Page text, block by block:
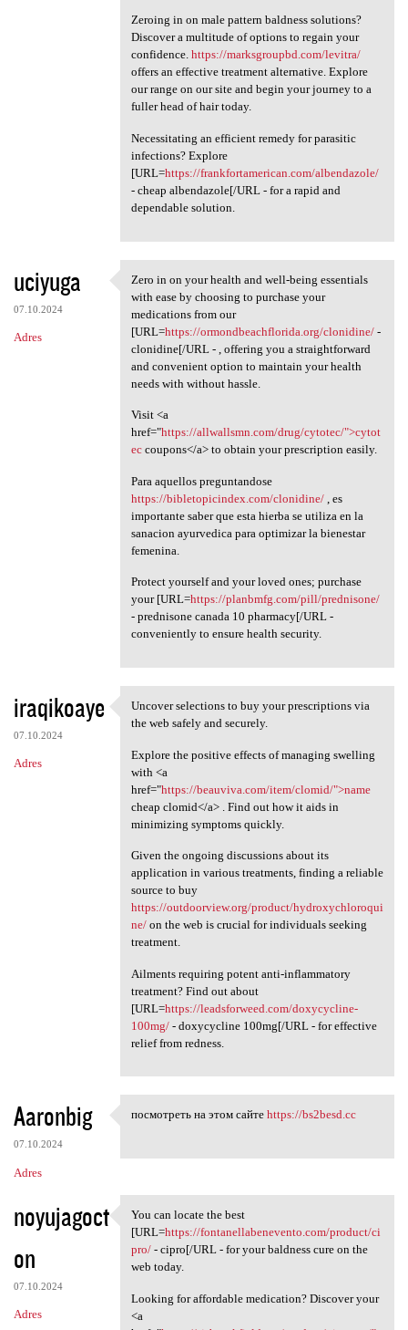
Zeroing in on male pattern baldness solutions?
Discover a multitude of options to regain your
confidence. https://marksgroupbd.com/levitra/
offers an effective treatment alternative. Explore
our range on our site and begin your journey to a
fuller head of hair today.
Necessitating an efficient remedy for parasitic
infections? Explore
[URL=https://frankfortamerican.com/albendazole/
- cheap albendazole[/URL - for a rapid and
dependable solution.
uciyuga
07.10.2024
Adres
Zero in on your health and
Zero in on your health and well-being essentials
with ease by choosing to purchase your
medications from our
[URL=https://ormondbeachflorida.org/clonidine/-
clonidine[/URL - , offering you a straightforward
and convenient option to maintain your health
needs with without hassle.
Visit <a
href="https://allwallsmn.com/drug/cytotec/">cytot
eccoupons</a> to obtain your prescription easily.
Para aquellos preguntandose
https://bibletopicindex.com/clonidine/, es
importante saber que esta hierba se utiliza en la
sanacion ayurvedica para optimizar la bienestar
femenina.
Protect yourself and your loved ones; purchase
your [URL=https://planbmfg.com/pill/prednisone/
- prednisone canada 10 pharmacy[/URL -
conveniently to ensure health security.
iraqikoaye
07.10.2024
Adres
Uncover selections to buy
Uncover selections to buy your prescriptions via
the web safely and securely.
Explore the positive effects of managing swelling
with <a
href="https://beauviva.com/item/clomid/">name
cheap clomid</a> . Find out how it aids in
minimizing symptoms quickly.
Given the ongoing discussions about its
application in various treatments, finding a reliable
source to buy
https://outdoorview.org/product/hydroxychloroqui
ne/on the web is crucial for individuals seeking
treatment.
Ailments requiring potent anti-inflammatory
treatment? Find out about
[URL=https://leadsforweed.com/doxycycline-
100mg/- doxycycline 100mg[/URL - for effective
relief from redness.
Aaronbig
07.10.2024
Adres
посмотреть на этом сайте
посмотреть на этом сайте https://bs2besd.cc
noyujagoct
on
07.10.2024
Adres
You can locate the best [URL
You can locate the best
[URL=https://fontanellabenevento.com/product/ci
pro/- cipro[/URL - for your baldness cure on the
web today.
Looking for affordable medication? Discover your
<a